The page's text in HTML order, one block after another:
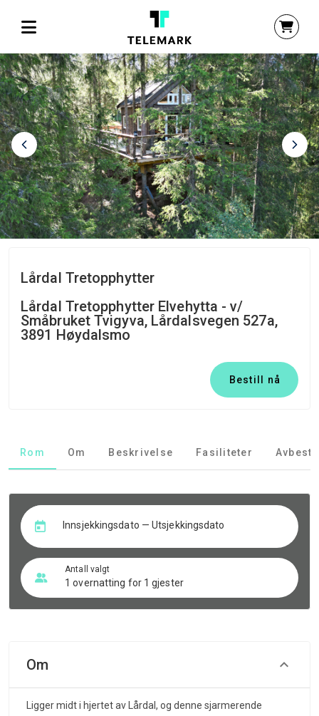
Lårdal Tretopphytter
Lårdal Tretopphytter Elvehytta - v/
Småbruket Tvigyva, Lårdalsvegen 527a,
3891 Høydalsmo
Bestill nå
Rom Om Beskrivelse Fasiliteter
Innsjekkingsdato — Utsjekkingsdato
Antall valgt
1 overnatting for 1 gjester
Om
Ligger midt i hjertet av Lårdal, og denne sjarmerende